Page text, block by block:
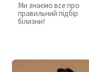
Ми знаємо все про
правильний підбір
білизни!